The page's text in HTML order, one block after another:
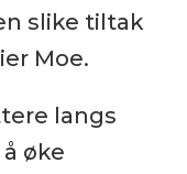
slike tiltak
Moe.
langs
øke